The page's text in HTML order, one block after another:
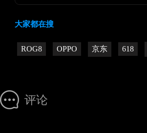
大家都在搜
ROG8 OPPO 京东 618
评论